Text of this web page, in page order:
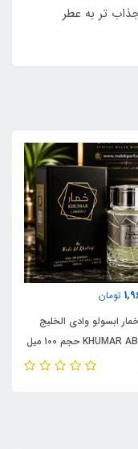
تر به عطر
تومان
ابسولو وادی الخلیج
KHUMAR ABSOLO حجم 100 میل
اورجینال ایو سن لورن مای